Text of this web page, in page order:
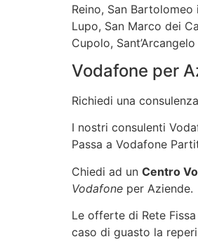
Reino, San
Lupo, San Marco dei
Cupolo,
Vodafone per
Richiedi una
I nostri consulenti
Passa a Vodafone
Chiedi ad un Centro
Vodafone per Aziende.
Le offerte di Rete
caso di guasto la